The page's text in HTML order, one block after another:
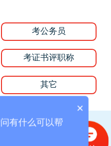
考公务员
考证书评职称
其它
信，请确保填写的准确性！
×
有什么可以帮